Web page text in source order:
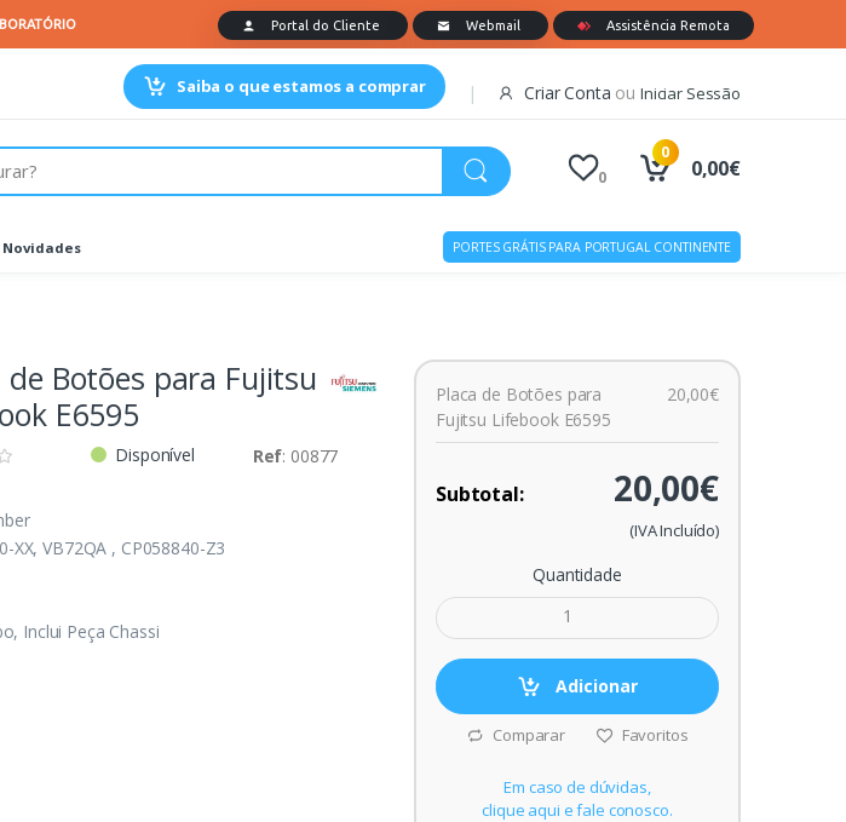
Saiba o que estamos a comprar Criar Conta ouIniciar Sessão
0
0
0,00€
Novidades PORTES GRÁTIS PARA PORTUGAL CONTINENTE
de Botões para Fujitsu
E6595
Disponível Ref: 00877
XX, VB72QA , CP058840-Z3
Inclui Peça Chassi
Placa de Botões para
Fujitsu Lifebook E6595
20,00€
Subtotal: 20,00€
(IVA Incluído)
Quantidade
Adicionar
Comparar Favoritos
Em caso de dúvidas,
clique aqui e fale conosco.